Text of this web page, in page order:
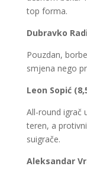
top forma.
Dubravko
Pouzdan,
smjena nego
Leon Sopić
All-round igrač
teren, a
suigrače.
Aleksandar